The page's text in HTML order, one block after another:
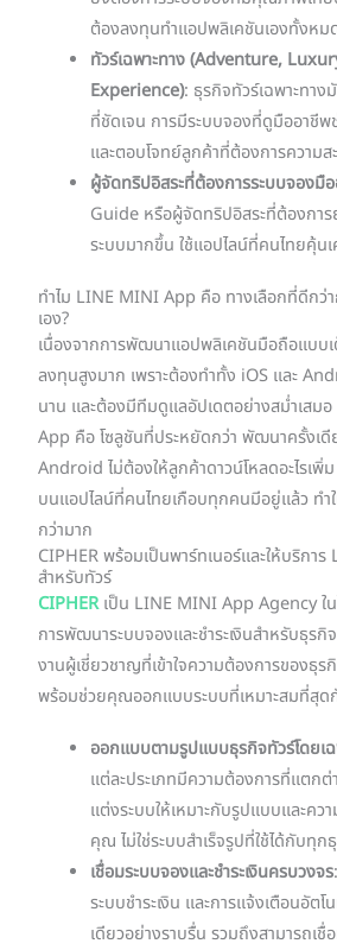
ต้องลงทุนทำแอปพลิเคชันเองทั้งหม
ทัวร์เฉพาะทาง (Adventure,
Experience): ธุรกิจทัวร์เฉพาะทา
ที่ชัดเจน การมีระบบจองที่ดูมืออาชีพ
และตอบโจทย์ลูกค้าที่ต้องการความส
ผู้จัดทริปอิสระที่ต้องการระบบจองมื
Guide หรือผู้จัดทริปอิสระที่ต้องการ
ระบบมากขึ้น ใช้แอปไลน์ที่คนไทยคุ้น
ทำไม LINE MINI App คือ ทางเลือกที่ดีกว่
เอง?
เนื่องจากการพัฒนาแอปพลิเคชันมือถือแบบ
ลงทุนสูงมาก เพราะต้องทำทั้ง iOS และ
นาน และต้องมีทีมดูแลอัปเดตอย่างสม่ำเสม
App คือ โซลูชันที่ประหยัดกว่า พัฒนาครั้งเดี
Android ไม่ต้องให้ลูกค้าดาวน์โหลดอะไรเ
บนแอปไลน์ที่คนไทยเกือบทุกคนมีอยู่แล้ว ทำใ
กว่ามาก
CIPHER พร้อมเป็นพาร์ทเนอร์และให้บริกา
สำหรับทัวร์
CIPHERเป็น LINE MINI App Agency ใ
การพัฒนาระบบจองและชำระเงินสำหรับธุรกิ
งานผู้เชี่ยวชาญที่เข้าใจความต้องการของธุ
พร้อมช่วยคุณออกแบบระบบที่เหมาะสมที่สุ
ออกแบบตามรูปแบบธุรกิจทัวร์โดยเ
แต่ละประเภทมีความต้องการที่แตก
แต่งระบบให้เหมาะกับรูปแบบและคว
คุณ ไม่ใช่ระบบสำเร็จรูปที่ใช้ได้กับทุก
เชื่อมระบบจองและชำระเงินครบวงจร
ระบบชำระเงิน และการแจ้งเตือนอัต
เดียวอย่างราบรื่น รวมถึงสามารถเ